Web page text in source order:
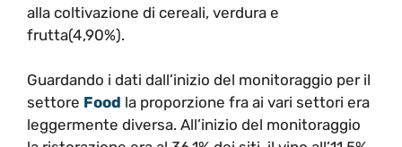
alla coltivazione di cereali, verdura e
frutta(4,90%).
Guardando i dati dall’inizio del monitoraggio per il
settore Food la proporzione fra ai vari settori era
leggermente diversa. All’inizio del monitoraggio